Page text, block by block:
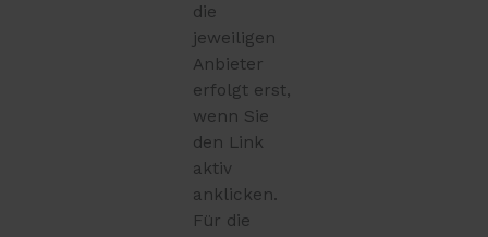
die
jeweiligen
Anbieter
erfolgt erst,
wenn Sie
den Link
aktiv
anklicken.
Für die